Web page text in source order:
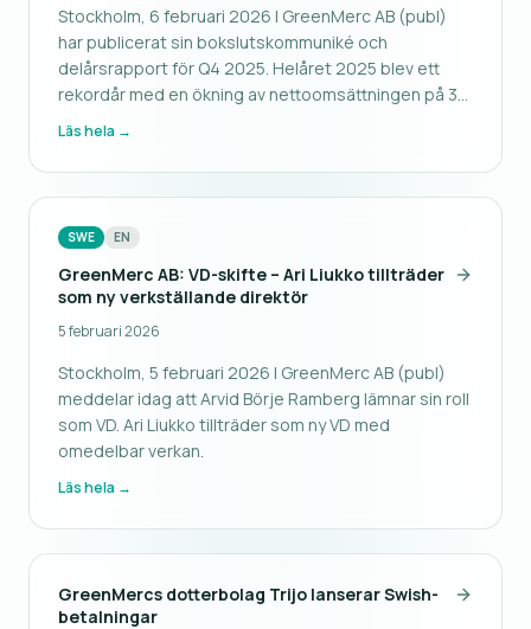
Stockholm, 6 februari 2026 | GreenMerc AB (publ)
har publicerat sin bokslutskommuniké och
delårsrapport för Q4 2025. Helåret 2025 blev ett
rekordår med en ökning av nettoomsättningen på 39
%.
Läs hela →
SWE EN
GreenMerc AB: VD-skifte – Ari Liukko tillträder
som ny verkställande direktör
5 februari 2026
Stockholm, 5 februari 2026 | GreenMerc AB (publ)
meddelar idag att Arvid Börje Ramberg lämnar sin roll
som VD. Ari Liukko tillträder som ny VD med
omedelbar verkan.
Läs hela →
GreenMercs dotterbolag Trijo lanserar Swish-
betalningar